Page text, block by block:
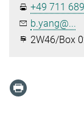
+49 711
b.yang@...
2W46/Box